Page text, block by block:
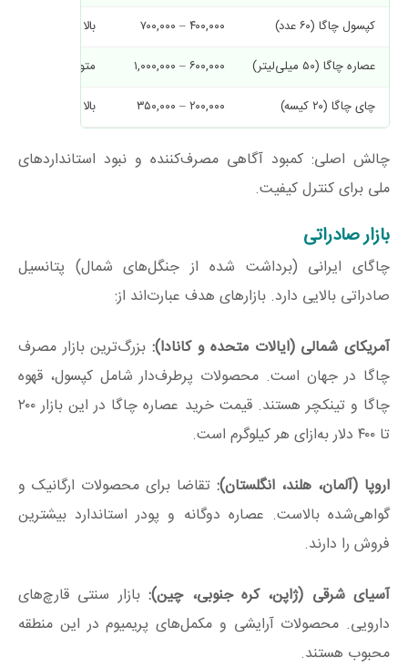
کپسول چاگا (۶۰ عدد)
۴۰۰,۰۰۰ – ۷۰۰,۰۰۰
بالا
عصاره چاگا (۵۰ میلی‌لیتر)
۶۰۰,۰۰۰ – ۱,۰۰۰,۰۰۰
متوسط
چای چاگا (۲۰ کیسه)
۲۰۰,۰۰۰ – ۳۵۰,۰۰۰ بالا
چالش اصلی: کمبود آگاهی مصرف‌کننده و نبود استانداردهای
ملی برای کنترل کیفیت.
بازار صادراتی
چاگای ایرانی (برداشت شده از جنگل‌های شمال) پتانسیل
صادراتی بالایی دارد. بازارهای هدف عبارت‌اند از:
آمریکای شمالی (ایالات متحده و کانادا): بزرگ‌ترین بازار مصرف
چاگا در جهان است. محصولات پرطرف‌دار شامل کپسول، قهوه
چاگا و تینکچر هستند. قیمت خرید عصاره چاگا در این بازار ۲۰۰
تا ۴۰۰ دلار به‌ازای هر کیلوگرم است.
اروپا (آلمان، هلند، انگلستان): تقاضا برای محصولات ارگانیک و
گواهی‌شده بالاست. عصاره دوگانه و پودر استاندارد بیشترین
فروش را دارند.
آسیای شرقی (ژاپن، کره جنوبی، چین):بازار سنتی قارچ‌های
دارویی. محصولات آرایشی و مکمل‌های پریمیوم در این منطقه
محبوب هستند.